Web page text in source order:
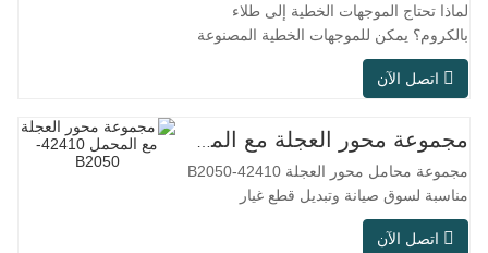
لماذا تحتاج الموجهات الخطية إلى طلاء
بالكروم؟ يمكن للموجهات الخطية المصنوعة
من الفولاذ العادي تلبية الاحتياجات التشغيلية
الأساسية في البيئات الجافة الداخلية
العملي مثل معدات الأتمتة، وآلات الأدوات
الدقيقة، والمعدات الخارجية، وورش المعالجة
الرطبة، وظروف العمل
اتصل الآن
مجموعة محور العجلة مع المحمل 42410-B2050
مجموعة محامل محور العجلة 42410-B2050
مناسبة لسوق صيانة وتبديل قطع غيار
السيارات بعد البيع، وتلبي متطلبات الاستخدام
في التنقل اليومي، والقيادة لمسافات طويلة،
اتصل الآن